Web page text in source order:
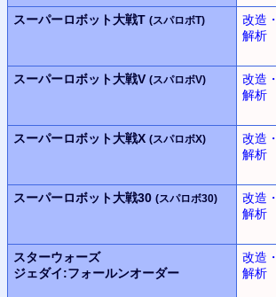
スーパーロボット大戦T (スパロボT)
改造・
解析
スーパーロボット大戦V (スパロボV)
改造・
解析
スーパーロボット大戦X (スパロボX)
改造・
解析
スーパーロボット大戦30 (スパロボ30)
改造・
解析
スターウォーズ
ジェダイ:フォールンオーダー
改造・
解析